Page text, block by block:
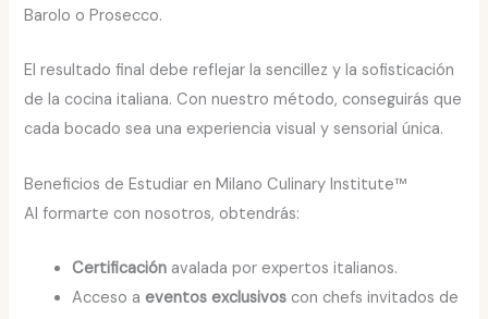
Barolo o Prosecco.
El resultado final debe reflejar la sencillez y la sofisticación
de la cocina italiana. Con nuestro método, conseguirás que
cada bocado sea una experiencia visual y sensorial única.
Beneficios de Estudiar en Milano Culinary Institute™
Al formarte con nosotros, obtendrás:
Certificación avalada por expertos italianos.
Acceso aeventos exclusivos con chefs invitados de